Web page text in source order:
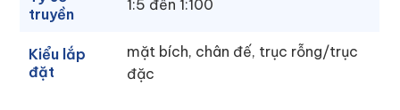
truyền
1:5 đến 1:100
Kiểu lắp
đặt
mặt bích, chân đế, trục rỗng/trục
đặc